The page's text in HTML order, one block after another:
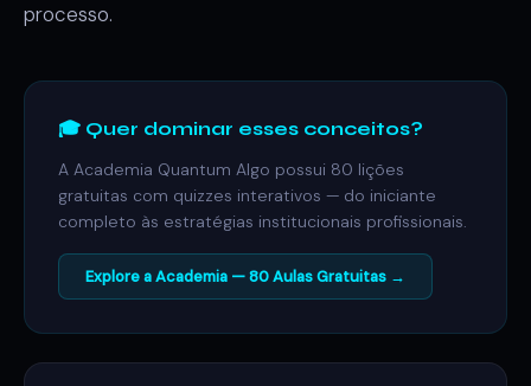
processo.
🎓 Quer dominar esses conceitos?
A Academia Quantum Algo possui 80 lições
gratuitas com quizzes interativos — do iniciante
completo às estratégias institucionais profissionais.
Explore a Academia — 80 Aulas Gratuitas →